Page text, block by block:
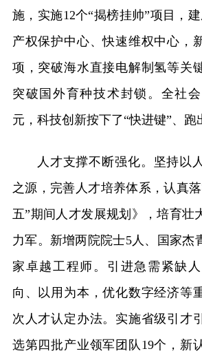
施，实施12个“揭榜挂帅”项目，
产权保护中心、快速维权中心，
项，突破海水直接电解制氢等关
突破国外育种技术封锁。全社
元，科技创新按下了“快进键”、跑
人才支撑不断强化。坚持以
之源，完善人才培养体系，认真
五”期间人才发展规划》，培育壮
力军。新增两院院士5人、国家杰
家卓越工程师。引进急需紧缺
向、以用为本，优化数字经济等
次人才认定办法。实施省级引才
选第四批产业领军团队19个，新